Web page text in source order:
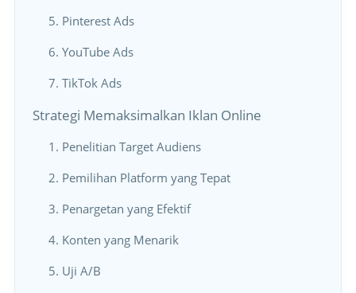
5. Pinterest Ads
6. YouTube Ads
7. TikTok Ads
Strategi Memaksimalkan Iklan Online
1. Penelitian Target Audiens
2. Pemilihan Platform yang Tepat
3. Penargetan yang Efektif
4. Konten yang Menarik
5. Uji A/B